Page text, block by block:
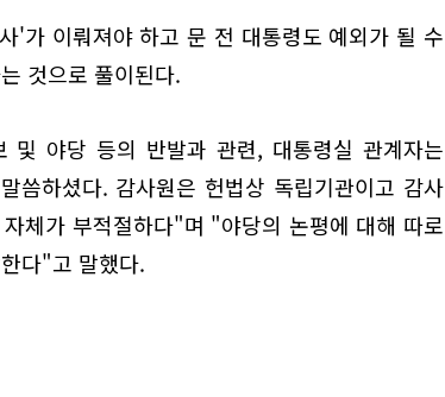
'가 이뤄져야 하고 문 전 대통령도 예외가 될 수
것으로 풀이된다.
야당 등의 반발과 관련, 대통령실 관계자는
씀하셨다. 감사원은 헌법상 독립기관이고 감사
체가 부적절하다"며 "야당의 논평에 대해 따로
다"고 말했다.